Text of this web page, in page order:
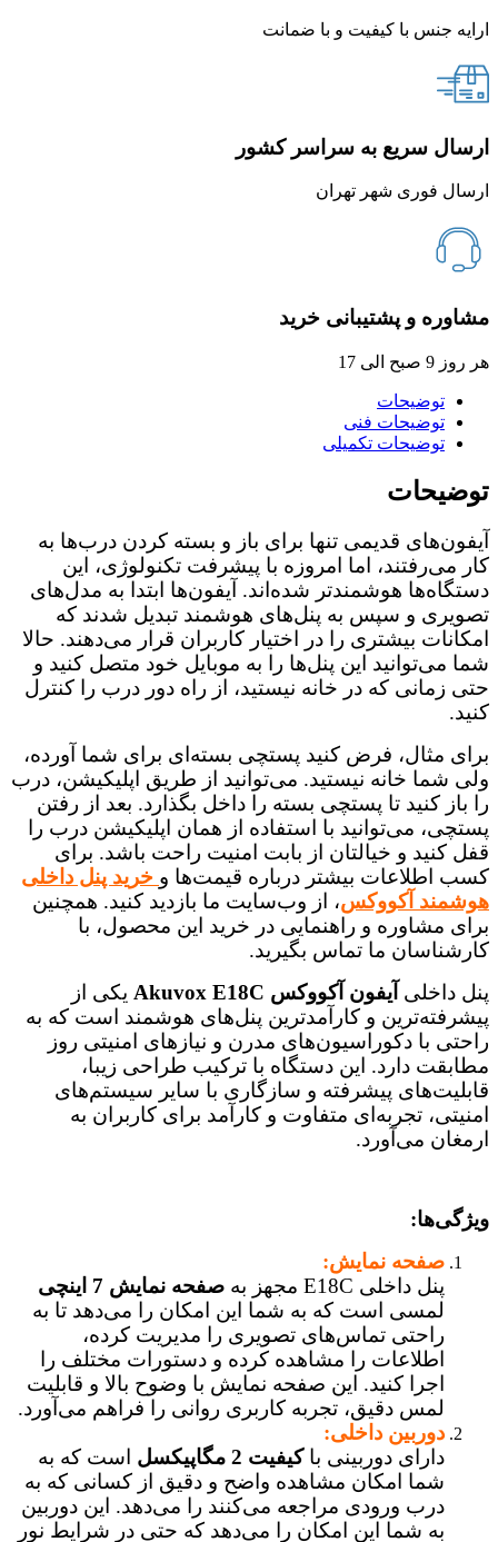
ارایه جنس با کیفیت و با ضمانت
ارسال سریع به سراسر کشور
ارسال فوری شهر تهران
مشاوره و پشتیبانی خرید
هر روز 9 صبح الی 17
توضیحات
توضیحات فنی
توضیحات تکمیلی
توضیحات
آیفون‌های قدیمی تنها برای باز و بسته کردن درب‌ها به
کار می‌رفتند، اما امروزه با پیشرفت تکنولوژی، این
دستگاه‌ها هوشمندتر شده‌اند. آیفون‌ها ابتدا به مدل‌های
تصویری و سپس به پنل‌های هوشمند تبدیل شدند که
امکانات بیشتری را در اختیار کاربران قرار می‌دهند. حالا
شما می‌توانید این پنل‌ها را به موبایل خود متصل کنید و
حتی زمانی که در خانه نیستید، از راه دور درب را کنترل
کنید.
برای مثال، فرض کنید پستچی بسته‌ای برای شما آورده،
ولی شما خانه نیستید. می‌توانید از طریق اپلیکیشن، درب
را باز کنید تا پستچی بسته را داخل بگذارد. بعد از رفتن
پستچی، می‌توانید با استفاده از همان اپلیکیشن درب را
قفل کنید و خیالتان از بابت امنیت راحت باشد. برای
کسب اطلاعات بیشتر درباره قیمت‌ها و خرید پنل داخلی
هوشمند آکووکس، از وب‌سایت ما بازدید کنید. همچنین
برای مشاوره و راهنمایی در خرید این محصول، با
کارشناسان ما تماس بگیرید.
پنل داخلی آیفون آکووکس Akuvox E18C
یکی از
پیشرفته‌ترین و کارآمدترین پنل‌های هوشمند است که به
راحتی با دکوراسیون‌های مدرن و نیازهای امنیتی روز
مطابقت دارد. این دستگاه با ترکیب طراحی زیبا،
قابلیت‌های پیشرفته و سازگاری با سایر سیستم‌های
امنیتی، تجربه‌ای متفاوت و کارآمد برای کاربران به
ارمغان می‌آورد.
ویژگی‌ها:
صفحه نمایش:
پنل داخلی E18C مجهز به
صفحه نمایش 7 اینچی
لمسی است که به شما این امکان را می‌دهد تا به
راحتی تماس‌های تصویری را مدیریت کرده،
اطلاعات را مشاهده کرده و دستورات مختلف را
اجرا کنید. این صفحه نمایش با وضوح بالا و قابلیت
لمس دقیق، تجربه کاربری روانی را فراهم می‌آورد.
دوربین داخلی:
دارای دوربینی باکیفیت 2 مگاپیکسل
است که به
شما امکان مشاهده واضح و دقیق از کسانی که به
درب ورودی مراجعه می‌کنند را می‌دهد. این دوربین
به شما این امکان را می‌دهد که حتی در شرایط نور